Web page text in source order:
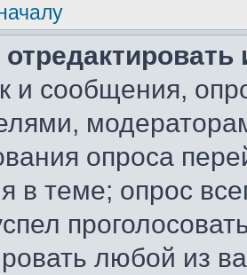
и сообщения,
опроса
в теме; опрос
любой из